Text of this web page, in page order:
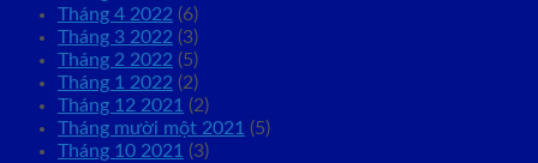
Tháng 4 2022 (6)
Tháng 3 2022 (3)
Tháng 2 2022 (5)
Tháng 1 2022 (2)
Tháng 12 2021 (2)
Tháng mười một 2021 (5)
Tháng 10 2021 (3)